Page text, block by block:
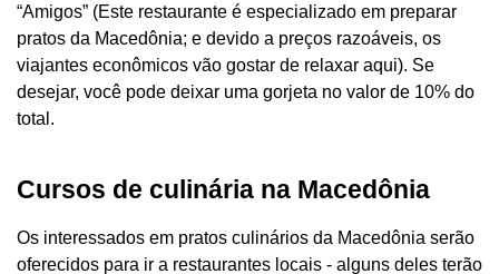
“Amigos” (Este restaurante é especializado em preparar
pratos da Macedônia; e devido a preços razoáveis, os
viajantes econômicos vão gostar de relaxar aqui). Se
desejar, você pode deixar uma gorjeta no valor de 10% do
total.
Cursos de culinária na Macedônia
Os interessados ​​em pratos culinários da Macedônia serão
oferecidos para ir a restaurantes locais - alguns deles terão